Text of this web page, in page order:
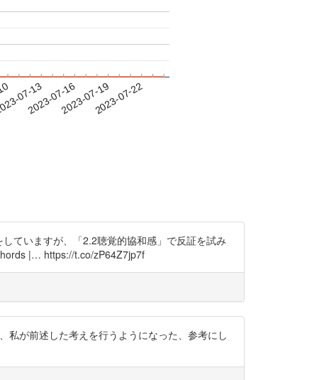
07-13
2023-07-162023-07-192023-07-22
ていますが、「2.2聴覚的協和感」で反証を試み
|… https://t.co/zP64Z7jp7f
私が前述した考えを行うようになった、参考にし